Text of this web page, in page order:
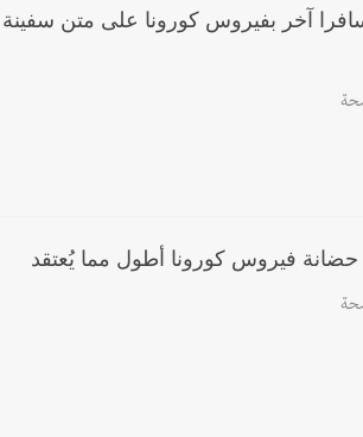
إصابة 39 مسافرا آخر بفيروس كورونا على متن سفينة
حضانة فيروس كورونا أطول مما يُعتقد